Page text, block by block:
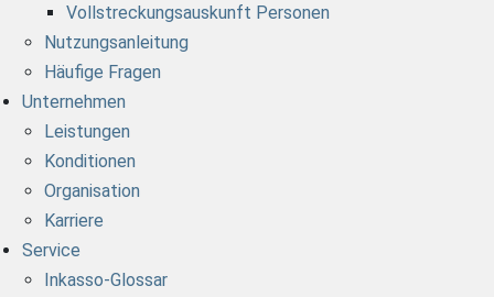
Vollstreckungsauskunft Personen
Nutzungsanleitung
Häufige Fragen
Unternehmen
Leistungen
Konditionen
Organisation
Karriere
Service
Inkasso-Glossar